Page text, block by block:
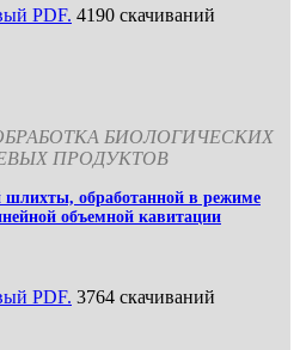
PDF. 4190 скачиваний
БИОЛОГИЧЕСКИХ
ПРОДУКТОВ
шлихты, обработанной в режиме
объемной кавитации
PDF. 3764 скачиваний